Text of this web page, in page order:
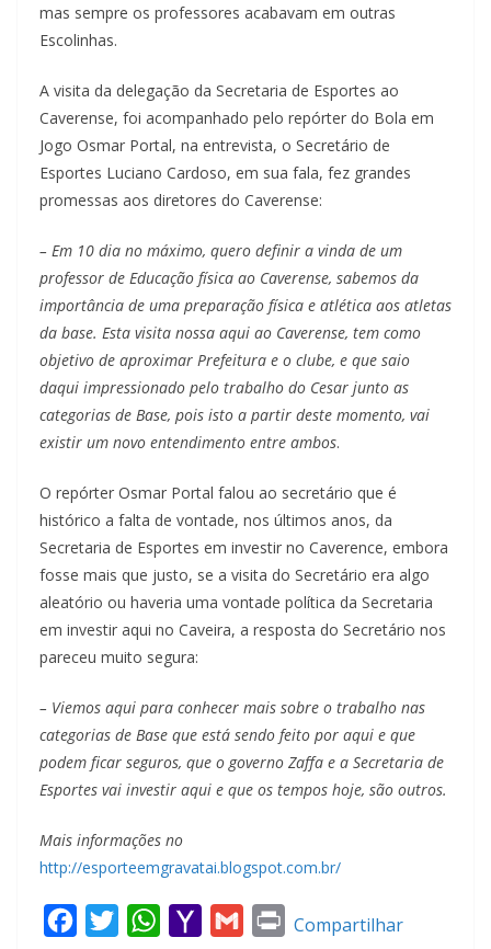
mas sempre os professores acabavam em outras
Escolinhas.
A visita da delegação da Secretaria de Esportes ao
Caverense, foi acompanhado pelo repórter do Bola em
Jogo Osmar Portal, na entrevista, o Secretário de
Esportes Luciano Cardoso, em sua fala, fez grandes
promessas aos diretores do Caverense:
– Em 10 dia no máximo, quero definir a vinda de um
professor de Educação física ao Caverense, sabemos da
importância de uma preparação física e atlética aos atletas
da base. Esta visita nossa aqui ao Caverense, tem como
objetivo de aproximar Prefeitura e o clube, e que saio
daqui impressionado pelo trabalho do Cesar junto as
categorias de Base, pois isto a partir deste momento, vai
existir um novo entendimento entre ambos.
O repórter Osmar Portal falou ao secretário que é
histórico a falta de vontade, nos últimos anos, da
Secretaria de Esportes em investir no Caverence, embora
fosse mais que justo, se a visita do Secretário era algo
aleatório ou haveria uma vontade política da Secretaria
em investir aqui no Caveira, a resposta do Secretário nos
pareceu muito segura:
– Viemos aqui para conhecer mais sobre o trabalho nas
categorias de Base que está sendo feito por aqui e que
podem ficar seguros, que o governo Zaffa e a Secretaria de
Esportes vai investir aqui e que os tempos hoje, são outros.
Mais informações no
http://esporteemgravatai.blogspot.com.br/
PCompartilhar